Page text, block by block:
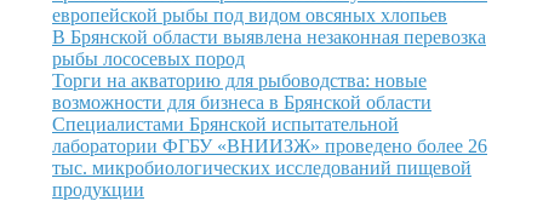
европейской рыбы под видом овсяных хлопьев
Иллюстрация новости
В Брянской области выявлена незаконная перевозка
рыбы лососевых пород
Иллюстрация новости
Торги на акваторию для рыбоводства: новые
возможности для бизнеса в Брянской области
Иллюстрация новости
Специалистами Брянской испытательной
лаборатории ФГБУ «ВНИИЗЖ» проведено более 26
тыс. микробиологических исследований пищевой
продукции